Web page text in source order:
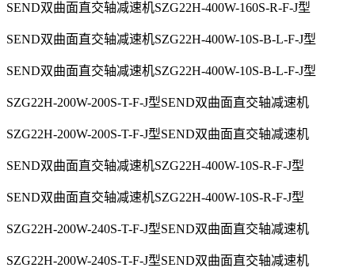
SEND双曲面直交轴减速机SZG22H-400W-160S-R-F-J型
SEND双曲面直交轴减速机SZG22H-400W-10S-B-L-F-J型
SEND双曲面直交轴减速机SZG22H-400W-10S-B-L-F-J型
SZG22H-200W-200S-T-F-J型SEND双曲面直交轴减速机
SZG22H-200W-200S-T-F-J型SEND双曲面直交轴减速机
SEND双曲面直交轴减速机SZG22H-400W-10S-R-F-J型
SEND双曲面直交轴减速机SZG22H-400W-10S-R-F-J型
SZG22H-200W-240S-T-F-J型SEND双曲面直交轴减速机
SZG22H-200W-240S-T-F-J型SEND双曲面直交轴减速机